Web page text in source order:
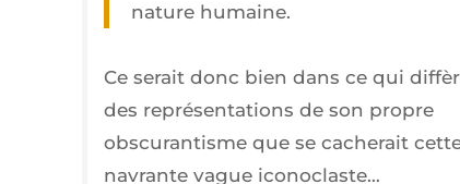
nature humaine.
Ce serait donc bien dans ce qui
des repré­sen­ta­tions de son propre
obs­cu­ran­tisme que se cache­rait
navrante vague iconoclaste…